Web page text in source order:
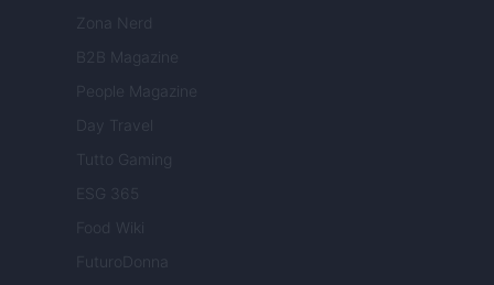
Zona Nerd
B2B Magazine
People Magazine
Day Travel
Tutto Gaming
ESG 365
Food Wiki
FuturoDonna